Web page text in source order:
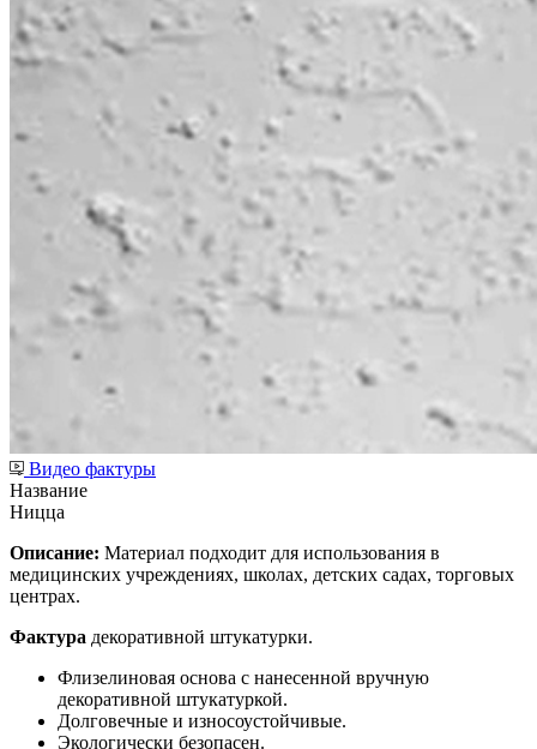
Видео фактуры
Название
Ницца
Описание: Материал подходит для использования в
медицинских учреждениях, школах, детских садах, торговых
центрах.
Фактура декоративной штукатурки.
Флизелиновая основа с нанесенной вручную
декоративной штукатуркой.
Долговечные и износоустойчивые.
Экологически безопасен.